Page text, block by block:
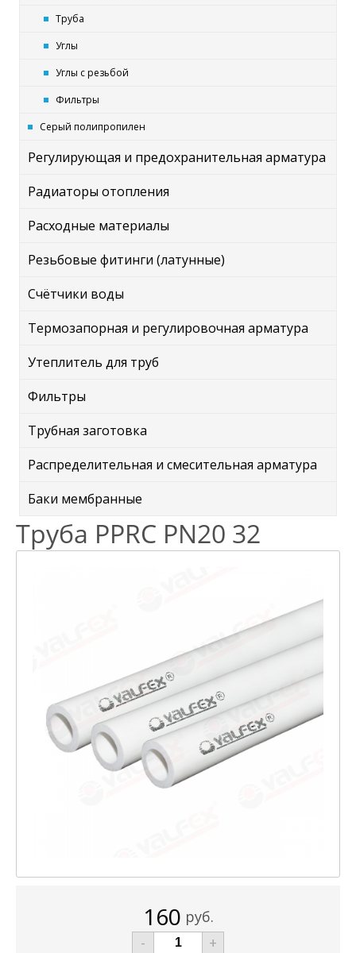
Труба
Углы
Углы с резьбой
Фильтры
Серый полипропилен
Регулирующая и предохранительная арматура
Радиаторы отопления
Расходные материалы
Резьбовые фитинги (латунные)
Счётчики воды
Термозапорная и регулировочная арматура
Утеплитель для труб
Фильтры
Трубная заготовка
Распределительная и смесительная арматура
Баки мембранные
Труба PPRC PN20 32
160 руб.
-
+